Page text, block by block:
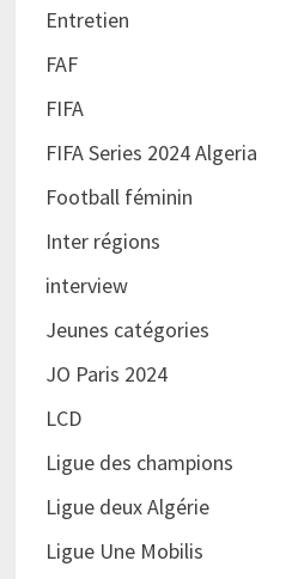
Entretien
FAF
FIFA
FIFA Series 2024 Algeria
Football féminin
Inter régions
interview
Jeunes catégories
JO Paris 2024
LCD
Ligue des champions
Ligue deux Algérie
Ligue Une Mobilis